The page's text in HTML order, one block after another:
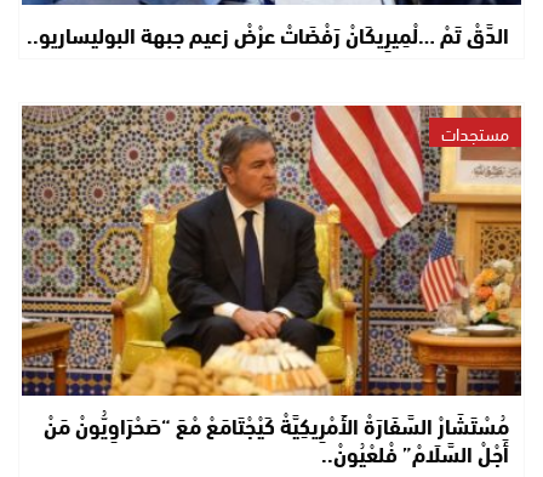
الدَّقْ تَمْ …لْمِيرِيكَانْ رَفْضَاتْ عرْضْ زعيم جبهة البوليساريو..
مستجدات
مُسْتَشَارْ السَّفَارَةْ الأَمْرِيكِيَّةْ كَيْجْتَامَعْ مْعَ “صَحْرَاوِيُّونْ مَنْ
أَجْلْ السَّلَامْ” فْلعْيُونْ..